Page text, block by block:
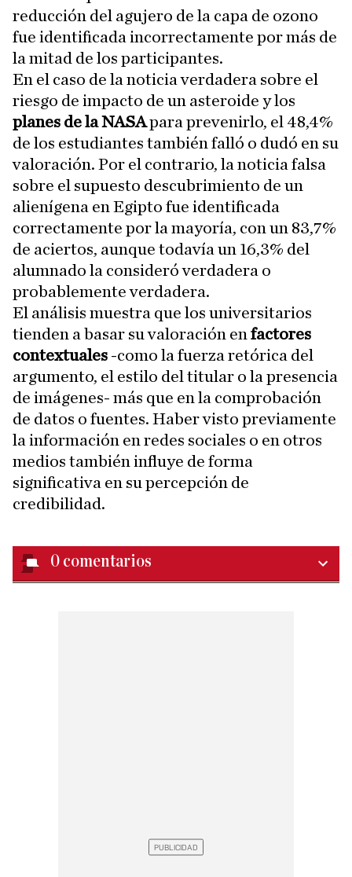
reducción del agujero de la capa de ozono
fue identificada incorrectamente por más de
la mitad de los participantes.
En el caso de la noticia verdadera sobre el
riesgo de impacto de un asteroide y los
planes de la NASApara prevenirlo, el 48,4%
de los estudiantes también falló o dudó en su
valoración. Por el contrario, la noticia falsa
sobre el supuesto descubrimiento de un
alienígena en Egipto fue identificada
correctamente por la mayoría, con un 83,7%
de aciertos, aunque todavía un 16,3% del
alumnado la consideró verdadera o
probablemente verdadera.
El análisis muestra que los universitarios
tienden a basar su valoración en factores
contextuales -como la fuerza retórica del
argumento, el estilo del titular o la presencia
de imágenes- más que en la comprobación
de datos o fuentes. Haber visto previamente
la información en redes sociales o en otros
medios también influye de forma
significativa en su percepción de
credibilidad.
0 comentarios